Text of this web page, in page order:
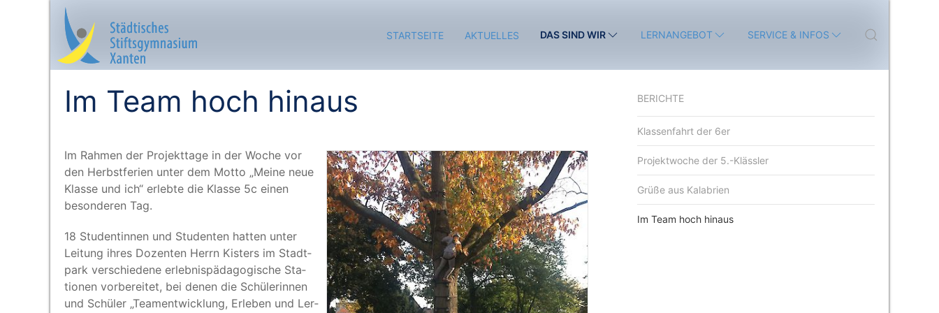
STARTSEITE AKTUELLES DAS SIND WIR LERNANGEBOT SERVICE & INFOS
Aktuelles
Das sind wir
Lernangebot
Service & Infos
Im Team hoch hinaus
Im Rah­men der Pro­jekt­ta­ge in der Woche vor
den Herbst­fe­ri­en unter dem Mot­to „Mei­ne neue
Klas­se und ich“ erleb­te die Klas­se 5c einen
beson­de­ren Tag.
18 Stu­den­tin­nen und Stu­den­ten hat­ten unter
Lei­tung ihres Dozen­ten Herrn Kis­ters im Stadt­
park ver­schie­de­ne erleb­nis­päd­ago­gi­sche Sta­
tio­nen vor­be­rei­tet, bei denen die Schü­le­rin­nen
und Schü­ler „Team­ent­wick­lung, Erle­ben und Ler­
BERICHTE
Klassenfahrt der 6er
Projektwoche der 5.-Klässler
Grüße aus Kalabrien
Im Team hoch hinaus